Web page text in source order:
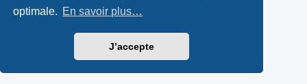
optimale. En savoir plus…
J’accepte